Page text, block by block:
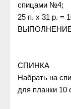
спицами №4;
25 п. х 31 р. =
СПИНКA
Набрать на
для планки 10